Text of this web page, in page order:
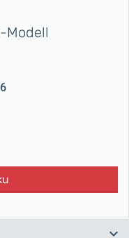
Modell